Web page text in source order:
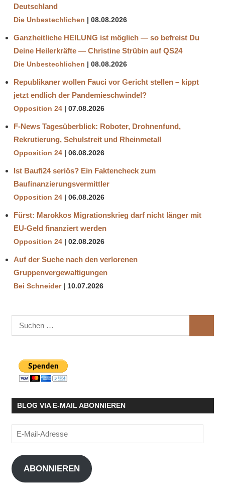
Deutschland
Die Unbestechlichen 08.08.2026
Ganzheitliche HEILUNG ist möglich — so befreist Du
Deine Heilerkräfte — Christine Strübin auf QS24
Die Unbestechlichen 08.08.2026
Republikaner wollen Fauci vor Gericht stellen – kippt
jetzt endlich der Pandemieschwindel?
Opposition 24 07.08.2026
F-News Tagesüberblick: Roboter, Drohnenfund,
Rekrutierung, Schulstreit und Rheinmetall
Opposition 24 06.08.2026
Ist Baufi24 seriös? Ein Faktencheck zum
Baufinanzierungsvermittler
Opposition 24 06.08.2026
Fürst: Marokkos Migrationskrieg darf nicht länger mit
EU-Geld finanziert werden
Opposition 24 02.08.2026
Auf der Suche nach den verlorenen
Gruppenvergewaltigungen
Bei Schneider 10.07.2026
Suchen
nach:
BLOG VIA E-MAIL ABONNIEREN
E-
Mail-
Adresse
ABONNIEREN